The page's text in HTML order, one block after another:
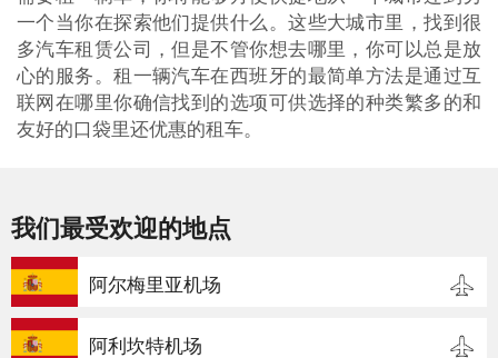
一个当你在探索他们提供什么。这些大城市里，找到很
多汽车租赁公司，但是不管你想去哪里，你可以总是放
心的服务。租一辆汽车在西班牙的最简单方法是通过互
联网在哪里你确信找到的选项可供选择的种类繁多的和
友好的口袋里还优惠的租车。
我们最受欢迎的地点
阿尔梅里亚机场
阿利坎特机场